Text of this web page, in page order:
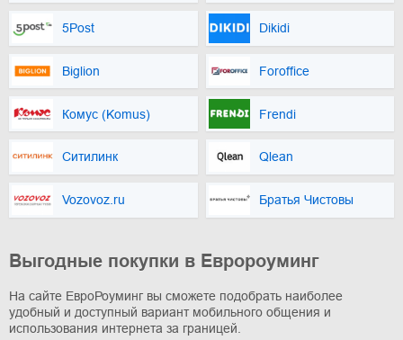
5Post Dikidi
Biglion Foroffice
Комус (Komus) Frendi
Ситилинк Qlean
Vozovoz.ru Братья Чистовы
Выгодные покупки в Евророуминг
На сайте ЕвроРоуминг вы сможете подобрать наиболее
удобный и доступный вариант мобильного общения и
использования интернета за границей.